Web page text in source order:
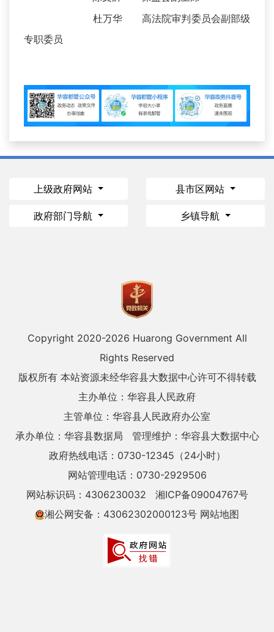
杜万华 高法院审判委员会副部级
专职委员
上级政府网站 县市区网站
政府部门导航 乡镇导航
Copyright 2020-2026 Huarong Government All
Rights Reserved
版权所有 本站资源未经华容县大数据中心许可不得转载
主办单位：华容县人民政府
主管单位：华容县人民政府办公室
承办单位：华容县数据局
管理维护：华容县大数据中心
政府热线电话：0730-12345（24小时）
网站管理电话：0730-2929506
网站标识码：4306230032
湘ICP备09004767号
湘公网安备：43062302000123号 网站地图